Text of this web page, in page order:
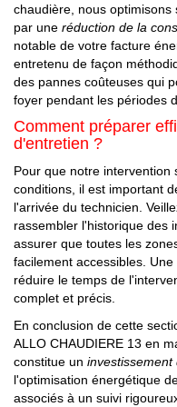
chaudière, nous
par une réduction de la
notable de votre facture
entretenu de façon
des pannes coûteuses qui
foyer pendant les périodes
Comment préparer
d'entretien ?
Pour que notre intervention
conditions, il est important
l'arrivée du technicien.
rassembler l'historique des
assurer que toutes les
facilement accessibles.
réduire le temps de
complet et précis.
En conclusion de cette
ALLO CHAUDIERE 13 en
constitue un investissement
l'optimisation énergétique
associés à un suivi